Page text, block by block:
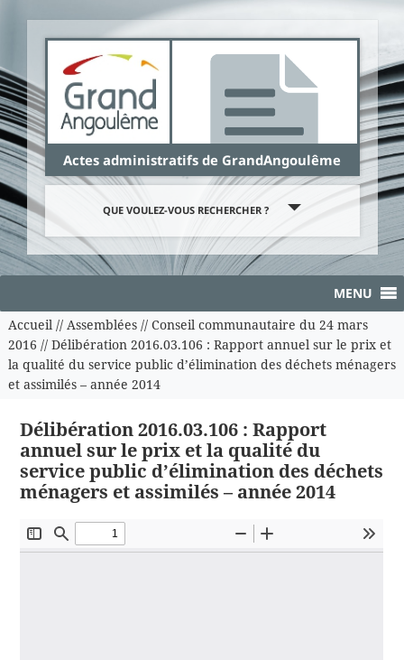
Actes administratifs de GrandAngoulême
QUE VOULEZ-VOUS RECHERCHER ?
MENU
Accueil// Assemblées// Conseil communautaire du 24 mars
2016 // Délibération 2016.03.106 : Rapport annuel sur le prix et
la qualité du service public d’élimination des déchets ménagers
et assimilés – année 2014
Délibération 2016.03.106 : Rapport
annuel sur le prix et la qualité du
service public d’élimination des déchets
ménagers et assimilés – année 2014
Panneau de gestion des cookies